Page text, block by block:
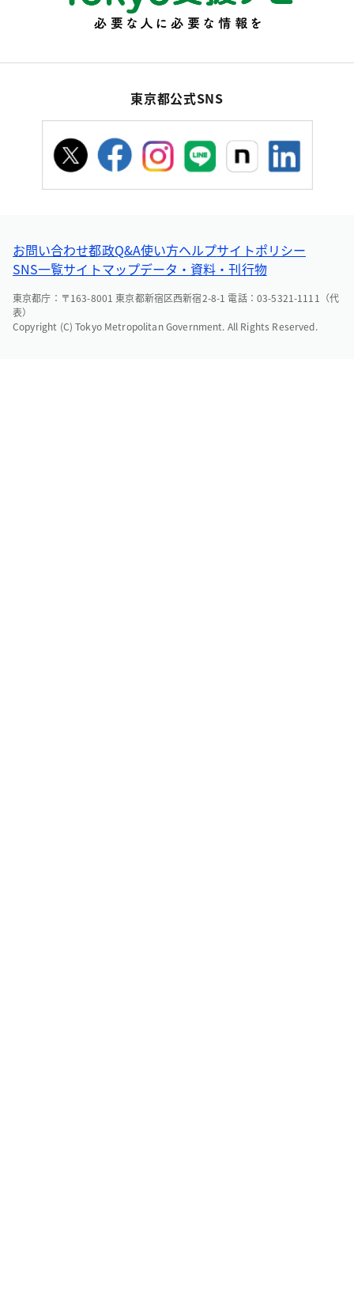
東京都公式SNS
お問い合わせ都政Q&A使い方ヘルプサイトポリシー
SNS一覧サイトマップデータ・資料・刊行物
東京都庁：〒163-8001 東京都新宿区西新宿2-8-1 電話：03-5321-1111（代
表）
Copyright (C) Tokyo Metropolitan Government. All Rights Reserved.